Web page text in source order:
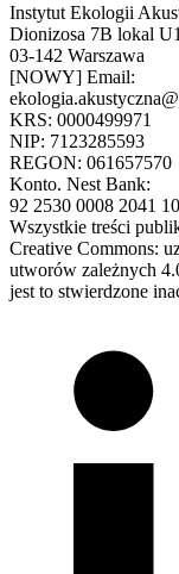
Instytut Ekologii
Dionizosa 7B lokal U1
03-142 Warszawa
[NOWY] Email:
KRS: 0000499971
NIP: 7123285593
REGON: 061657570
Konto. Nest Bank:
92 2530 0008 2041
Wszystkie treści
Creative Commons:
utworów zależnych
jest to stwierdzone